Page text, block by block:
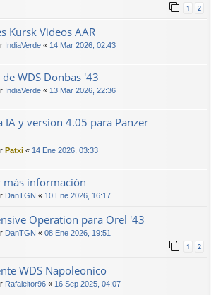
1 2
Kursk Videos AAR
IndiaVerde « 14 Mar 2026, 02:43
WDS Donbas '43
IndiaVerde « 13 Mar 2026, 22:36
IA y version 4.05 para Panzer
Patxi « 14 Ene 2026, 03:33
más información
DanTGN « 10 Ene 2026, 16:17
Operation para Orel '43
DanTGN « 08 Ene 2026, 19:51
1 2
WDS Napoleonico
Rafaleitor96 « 16 Sep 2025, 04:07